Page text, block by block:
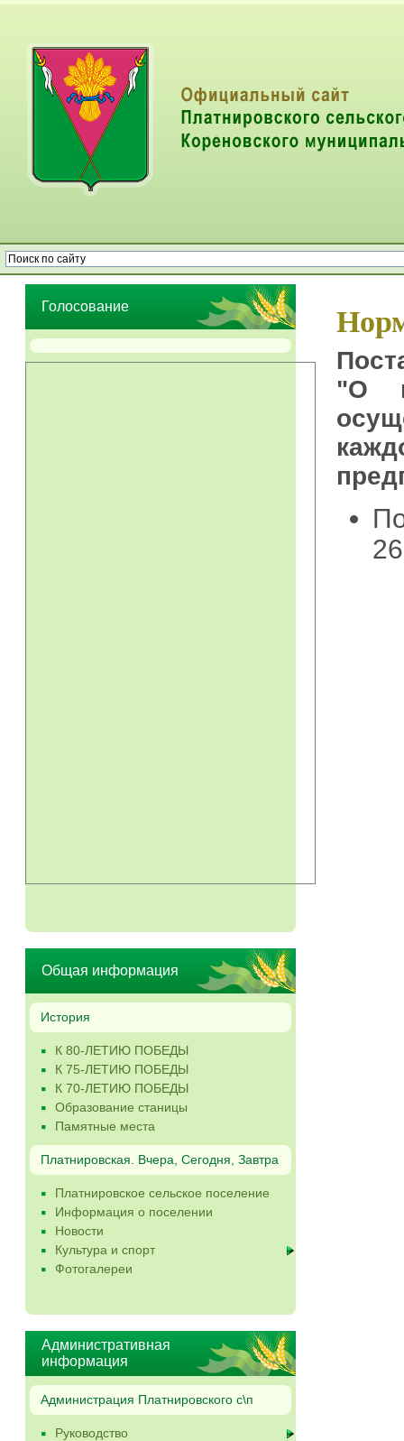
Голосование
Общая информация
История
К 80-ЛЕТИЮ ПОБЕДЫ
К 75-ЛЕТИЮ ПОБЕДЫ
К 70-ЛЕТИЮ ПОБЕДЫ
Образование станицы
Памятные места
Платнировская. Вчера, Сегодня, Завтра
Платнировское сельское поселение
Информация о поселении
Новости
Культура и спорт
Фотогалереи
Административная
информация
Администрация Платнировского с\п
Руководство
"О